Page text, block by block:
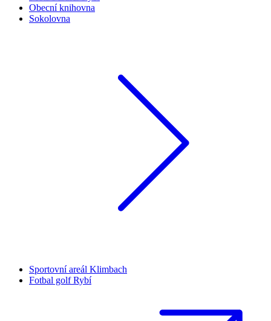
Obecní knihovna
Sokolovna
Sportovní areál Klimbach
Fotbal golf Rybí